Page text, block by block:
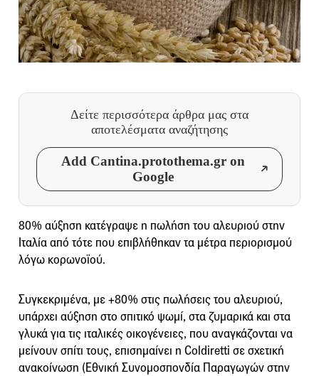
Δείτε περισσότερα άρθρα μας στα
αποτελέσματα αναζήτησης
Add Cantina.protothema.gr on
Google
80% αύξηση κατέγραψε η πωλήση του αλευριού στην
Ιταλία από τότε που επιβλήθηκαν τα μέτρα περιορισμού
λόγω κορωνοϊού.
Συγκεκριμένα, με +80% στις πωλήσεις του αλευριού,
υπάρχει αύξηση στο σπιτικό ψωμί, στα ζυμαρικά και στα
γλυκά για τις ιταλικές οικογένειες, που αναγκάζονται να
μείνουν σπίτι τους, επισημαίνει η Coldiretti σε σχετική
ανακοίνωση (Εθνική Συνομοσπονδία Παραγωγών στην